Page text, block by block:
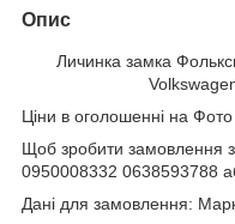
Опис
Личинка замка
Ціни в оголошенні на Фото
Щоб зробити замовлення
0950008332 0638593788
Дані для замовлення: